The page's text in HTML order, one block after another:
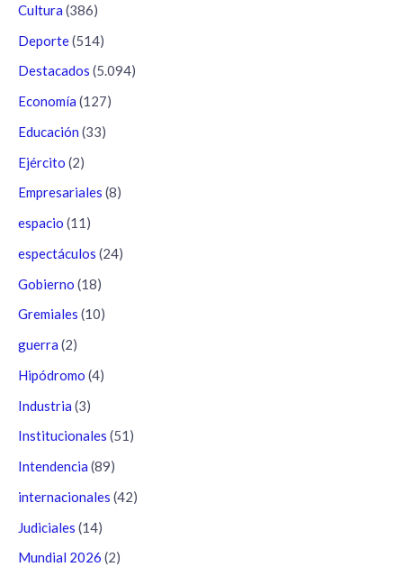
Cultura (386)
Deporte(514)
Destacados (5.094)
Economía (127)
Educación (33)
Ejército (2)
Empresariales (8)
espacio (11)
espectáculos (24)
Gobierno (18)
Gremiales (10)
guerra (2)
Hipódromo (4)
Industria (3)
Institucionales (51)
Intendencia (89)
internacionales (42)
Judiciales (14)
Mundial 2026 (2)